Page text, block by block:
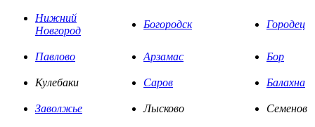
Нижний
Новгород
Богородск Городец
Павлово Арзамас Бор
Кулебаки Саров Балахна
Заволжье Лысково Семенов